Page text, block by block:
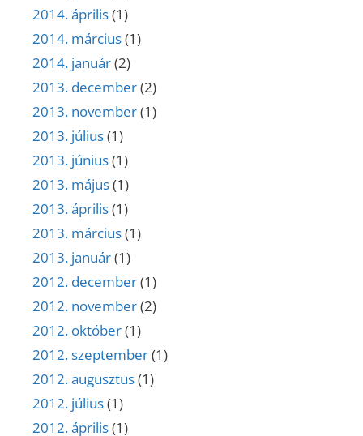
2014. április(1)
2014. március(1)
2014. január(2)
2013. december(2)
2013. november(1)
2013. július(1)
2013. június(1)
2013. május(1)
2013. április(1)
2013. március(1)
2013. január(1)
2012. december(1)
2012. november(2)
2012. október(1)
2012. szeptember(1)
2012. augusztus(1)
2012. július(1)
2012. április(1)